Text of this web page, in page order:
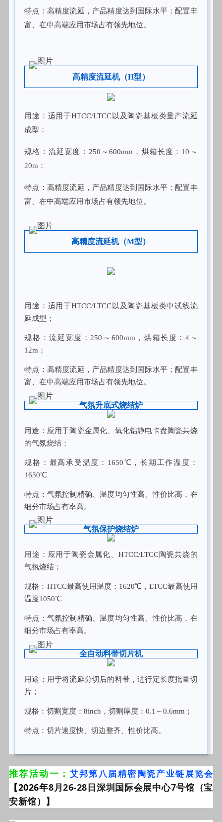
特点：高精度流延，产品精度达到国际水平；配置丰
富、在中高端应用市场占有领先地位。
高精度流延机（H型）
用途：适用于HTCC/LTCC以及陶瓷基板类量产流延
成型；
规格：流延宽度：250～600mm，烘箱长度：10～
20m；
特点：高精度流延，产品精度达到国际水平；配置丰
富、在中高端应用市场占有领先地位。
高精度流延机（M型）
用途：适用于HTCC/LTCC以及陶瓷基板类中试线流
延成型；
规格：流延宽度：250～600mm，烘箱长度：4～
12m；
特点：高精度流延，产品精度达到国际水平；配置丰
富、在中高端应用市场占有领先地位。
气氛升底式烧结炉
用途：应用于陶瓷金属化、氧化铝静电卡盘陶瓷共烧
的气氛烧结；
规格：最高承受温度：1650℃，长期工作温度：
1630℃
特点：气氛控制精确、温度均匀性高、性价比高，在
细分市场占有率高。
气氛保护烧结炉
用途：应用于陶瓷金属化、HTCC/LTCC陶瓷共烧的
气氛烧结；
规格：HTCC最高使用温度：1620℃，LTCC最高使用
温度1050℃
特点：气氛控制精确、温度均匀性高、性价比高，在
细分市场占有率高。
全自动料带切片机
用途：用于将流延分切后的料带，进行定长度批量切
片；
规格：切割宽度：8inch，切割厚度：0.1～0.6mm；
特点：切片速度快、切边整齐、性价比高。
推荐活动一： 艾邦第八届精密陶瓷产业链展览会
【2026年8月26-28日深圳国际会展中心7号馆（宝
安新馆）】